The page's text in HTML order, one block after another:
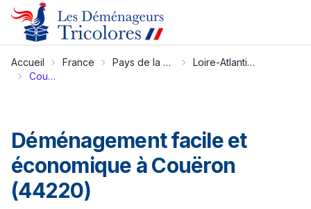
Accueil France Pays de la Loire
Loire-Atlantique
Couëron
Déménagement facile et
économique à Couëron
(44220)